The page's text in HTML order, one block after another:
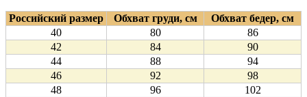
Российский размер Обхват груди, см
Обхват бедер, см
40
80
86
42
84
90
44
88
94
46
92
98
48
96
102